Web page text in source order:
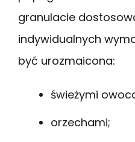
granulacie
indywidualnych
być urozmaicona:
świeżymi
orzechami;